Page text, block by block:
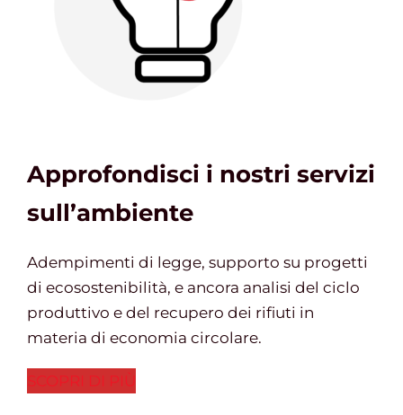
Approfondisci i nostri servizi
sull’ambiente
Adempimenti di legge, supporto su progetti
di ecosostenibilità, e ancora analisi del ciclo
produttivo e del recupero dei rifiuti in
materia di economia circolare.
SCOPRI DI PIÙ